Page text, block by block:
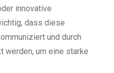
innovative
dass diese
und durch
werden, um eine starke